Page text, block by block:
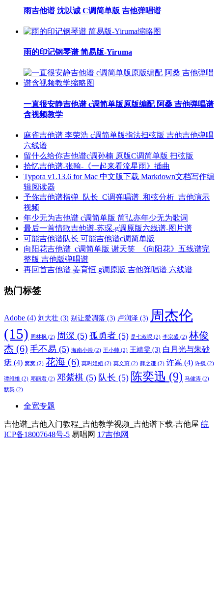
雨吉他谱 沈以诚 C调简单版 吉他弹唱谱
雨的印记钢琴谱 简易版-Yiruma
一直很安静吉他谱 c调简单版原版编配 阿桑 吉他弹唱谱
含视频教学
麻雀吉他谱 李荣浩 c调简单版指法扫弦版 吉他吉他弹唱
六线谱
留什么给你吉他谱c调孙楠 原版C调简单版 扫弦版
拾忆吉他谱-张翰-《一起来看流星雨》插曲
Typora v1.13.6 for Mac 中文版下载 Markdown文档写作编
辑阅读器
予你吉他谱指弹_队长_C调弹唱谱_和弦分析_吉他演示
视频
年少无为吉他谱 c调简单版 简弘亦年少无为歌词
最后一首情歌吉他谱-苏琛-g调原版六线谱-图片谱
可能吉他谱队长 可能吉他谱c调简单版
向阳花吉他谱_c调简单版 谢天笑_《向阳花》五线谱完
整版 吉他版弹唱谱
再回首吉他谱 姜育恒 g调原版 吉他弹唱谱 六线谱
热门标签
Adobe (4) 刘大壮 (3) 别让爱凋落 (3) 卢润泽 (3) 周杰伦
(15) 周林枫 (2) 周深 (5) 孤勇者 (5) 是七叔呢 (2) 李宗盛 (2) 林俊
杰 (6) 毛不易 (5) 海南小崇 (2) 王小帅 (2) 王靖雯 (3) 白月光与朱砂
痣 (4) 窝窝 (2) 花海 (6) 莫叫姐姐 (2) 莫文蔚 (2) 薛之谦 (2) 许嵩 (4) 许巍 (2)
谭维维 (2) 邓丽君 (2) 邓紫棋 (5) 队长 (5) 陈奕迅 (9) 马健涛 (2)
默契 (2)
全宽专题
吉他谱_吉他入门教程_吉他教学视频_吉他谱下载-吉他屋 皖
ICP备18007648号-5 易唱网 17吉他网